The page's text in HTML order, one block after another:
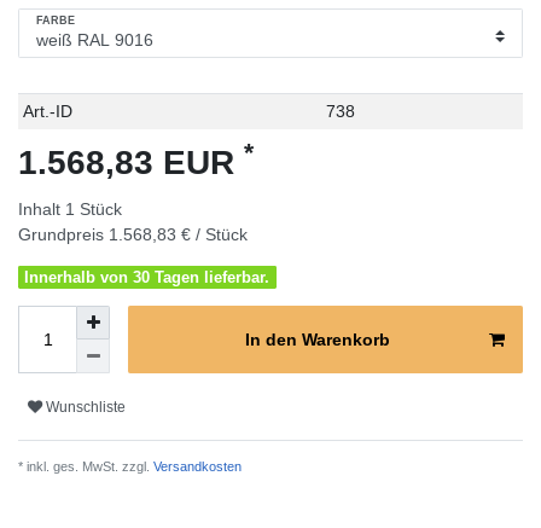
FARBE
Technisches
Wert
Art.-ID 738
1.568,83 EUR *
Inhalt 1 Stück
Grundpreis 1.568,83 € / Stück
Innerhalb von 30 Tagen lieferbar.
In den Warenkorb
Wunschliste
* inkl. ges. MwSt. zzgl. Versandkosten